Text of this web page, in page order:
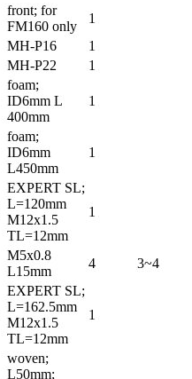
front; for
FM160 only
1
MH-P16
1
MH-P22 1
foam;
ID6mm L
400mm
1
foam;
ID6mm
L450mm
1
EXPERT SL;
L=120mm
M12x1.5
TL=12mm
1
M5x0.8
L15mm
4 3~4
EXPERT SL;
L=162.5mm
M12x1.5
TL=12mm
1
woven;
L50mm;